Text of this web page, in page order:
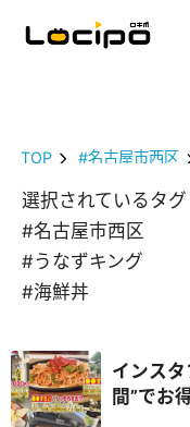
TOP #名古屋市西区
選択されているタグ
#名古屋市西区
#うなずキング
#海鮮丼
インス
間”でお